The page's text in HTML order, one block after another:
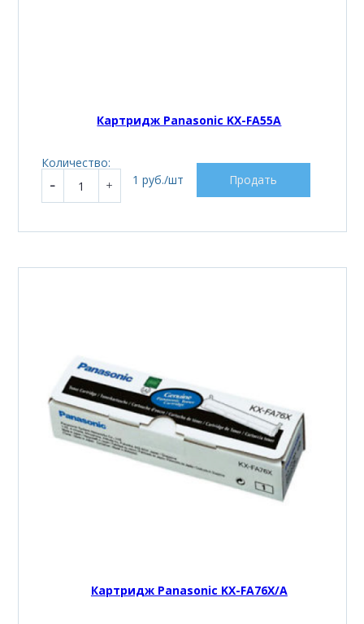
Картридж Panasonic KX-FA55A
Количество:
1 руб./шт
Продать
Картридж Panasonic KX-FA76X/A